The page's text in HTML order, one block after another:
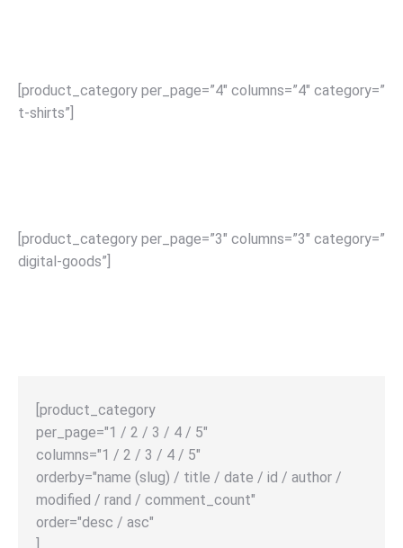
[product_category per_page=”4″ columns=”4″ category=”
t-shirts”]
[product_category per_page=”3″ columns=”3″ category=”
digital-goods”]
[product_category
per_page="1 / 2 / 3 / 4 / 5"
columns="1 / 2 / 3 / 4 / 5"
orderby="name (slug) / title / date / id / author /
modified / rand / comment_count"
order="desc / asc"